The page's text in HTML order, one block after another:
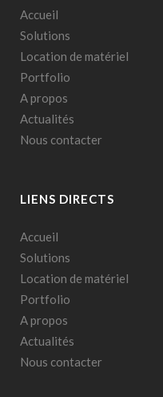
Accueil
Solutions
Location de matériel
Portfolio
A propos
Actualités
Nous contacter
LIENS DIRECTS
Accueil
Solutions
Location de matériel
Portfolio
A propos
Actualités
Nous contacter